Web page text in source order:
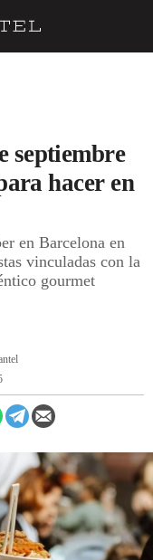
septiembre
hacer en
en Barcelona en
vinculadas con la
gourmet